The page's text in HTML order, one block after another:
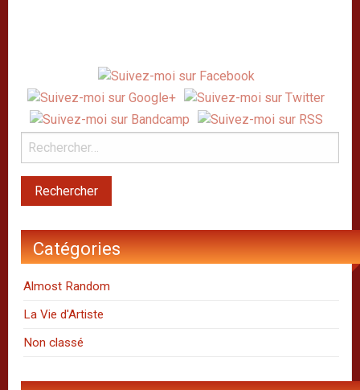
Catégories
Almost Random
La Vie d'Artiste
Non classé